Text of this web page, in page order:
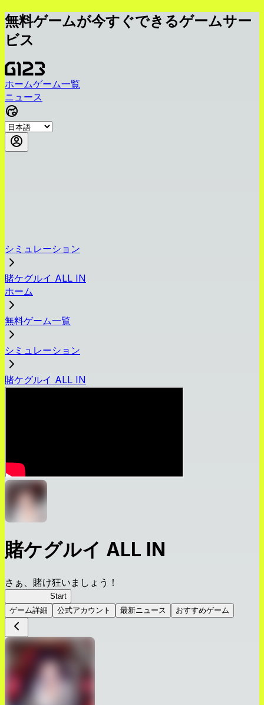
無料ゲームが今すぐできるゲームサー
ビス
ホームゲーム一覧
ニュース
シミュレーション
賭ケグルイ ALL IN
ホーム
無料ゲーム一覧
シミュレーション
賭ケグルイ ALL IN
賭ケグルイ ALL IN
さぁ、賭け狂いましょう！
Start
ゲーム詳細
公式アカウント 最新ニュース おすすめゲーム